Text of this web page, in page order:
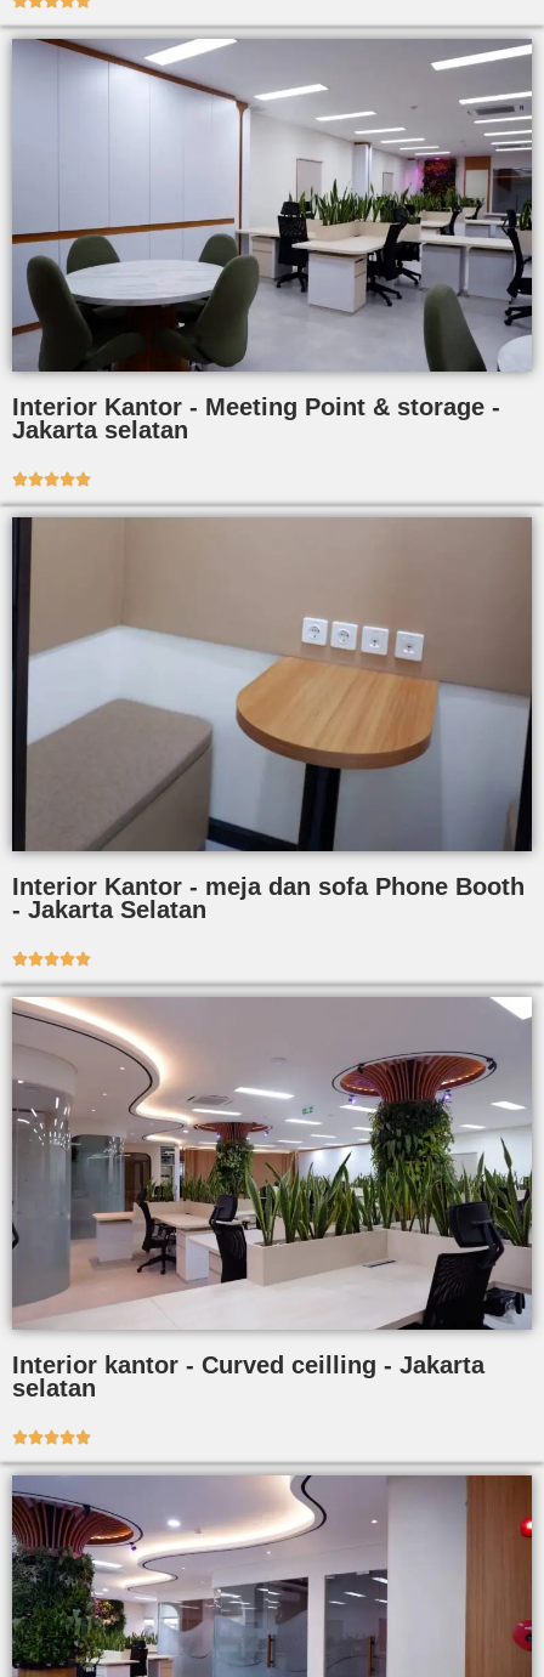
Interior Kantor - Meeting Point & storage -
Jakarta selatan

Interior Kantor - meja dan sofa Phone Booth
- Jakarta Selatan

Interior kantor - Curved ceilling - Jakarta
selatan
